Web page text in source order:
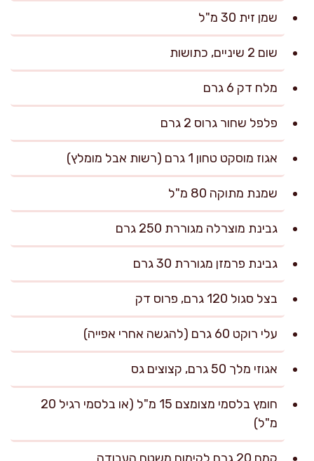
שמן זית 30 מ"ל
שום 2 שיניים, כתושות
מלח דק 6 גרם
פלפל שחור גרוס 2 גרם
אגוז מוסקט טחון 1 גרם (רשות אבל מומלץ)
שמנת מתוקה 80 מ"ל
גבינת מוצרלה מגוררת 250 גרם
גבינת פרמזן מגוררת 30 גרם
בצל סגול 120 גרם, פרוס דק
עלי רוקט 60 גרם (להגשה אחרי אפייה)
אגוזי מלך 50 גרם, קצוצים גס
חומץ בלסמי מצומצם 15 מ"ל (או בלסמי רגיל 20
מ"ל)